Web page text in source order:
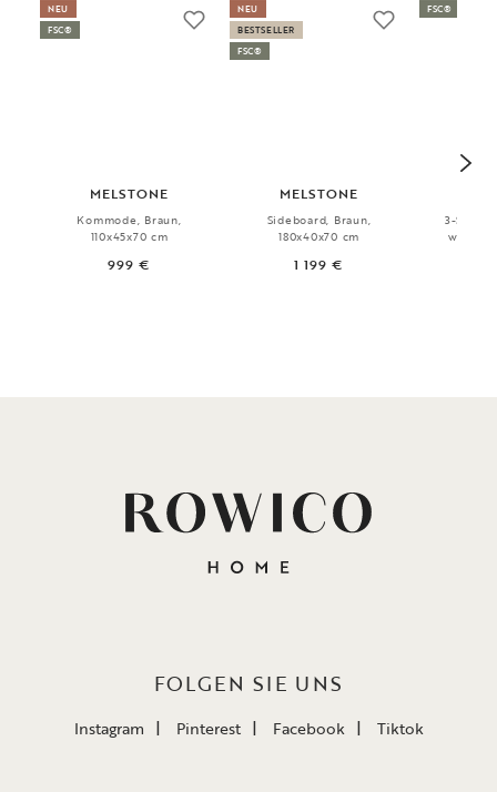
MELSTONE
Kommode, Braun,
110x45x70 cm
999 €
NEU
FSC®
MELSTONE
Sideboard, Braun,
180x40x70 cm
1 199 €
NEU
BESTSELLER
FSC®
3-Sitzer-
weiß,
FSC®
FOLGEN SIE UNS
Instagram Pinterest Facebook Tiktok